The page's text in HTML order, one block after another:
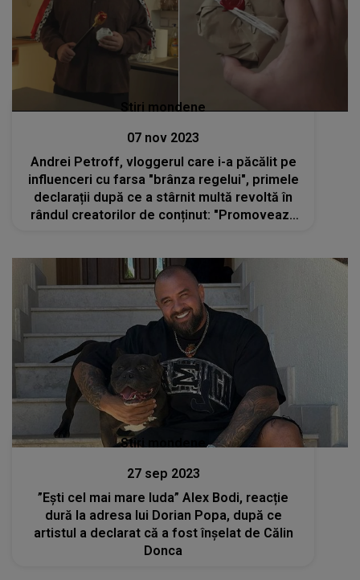
Stiri mondene
07 nov 2023
Andrei Petroff, vloggerul care i-a păcălit pe
influenceri cu farsa "brânza regelui", primele
declarații după ce a stârnit multă revoltă în
rândul creatorilor de conținut: "Promovează
Stiri mondene
27 sep 2023
”Ești cel mai mare Iuda” Alex Bodi, reacție
dură la adresa lui Dorian Popa, după ce
artistul a declarat că a fost înșelat de Călin
Donca